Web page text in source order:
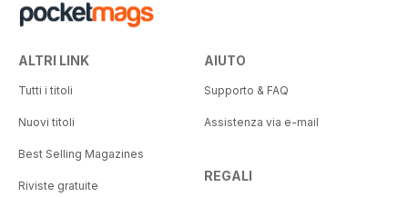
ALTRI LINK
Tutti i titoli
Nuovi titoli
Best Selling Magazines
Riviste gratuite
AIUTO
Supporto & FAQ
Assistenza via e-mail
REGALI